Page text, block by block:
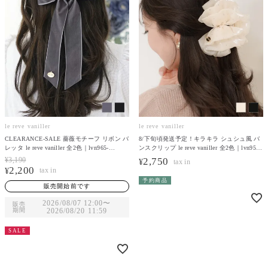
le reve vaniller
CLEARANCE-SALE 薔薇モチーフ リボン バ
レッタ le reve vaniller 全2色｜lvn965-
2110【1】
¥3,190
¥2,200
販売開始前です
販売
期間
2026/08/07 12:00〜
2026/08/20 11:59
SALE
le reve vaniller
8/下旬頃発送予定！キラキラ シュシュ風 バ
ンスクリップ le reve vaniller 全2色｜lvn955-
¥2,750
予約商品